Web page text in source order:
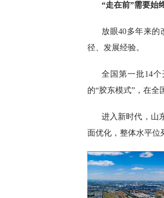
“走在前”需要始
放眼40多年来
径、发展经验。
全国第一批14
的“胶东模式”，在全
进入新时代，山
面优化，整体水平位